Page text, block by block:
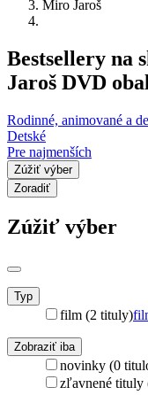
Miro Jaroš
Bestsellery na
Jaroš DVD obal
Rodinné, animované a
Detské
Pre najmenších
Zúžiť výber
Zoradiť
Zúžiť výber
Typ
film (2 tituly)
Zobraziť iba
novinky (0
zľavnené tituly